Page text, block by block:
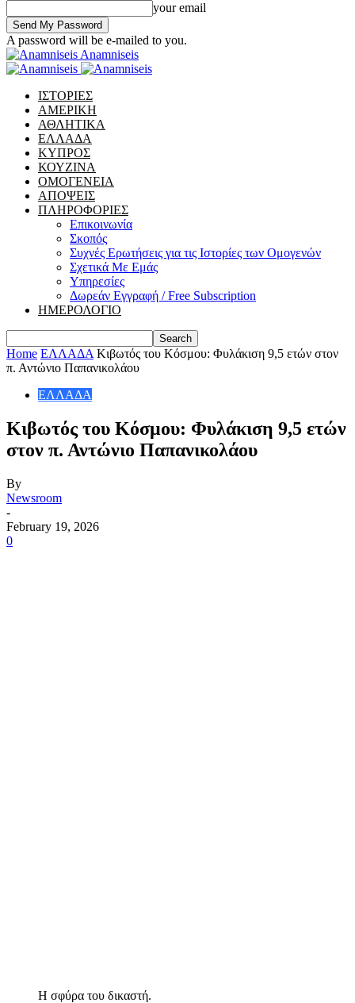
your email
A password will be e-mailed to you.
Anamniseis
ΙΣΤΟΡΙΕΣ
ΑΜΕΡΙΚΗ
ΑΘΛΗΤΙΚΑ
ΕΛΛΑΔΑ
ΚΥΠΡΟΣ
ΚΟΥΖΙΝΑ
ΟΜΟΓΕΝΕΙΑ
ΑΠΟΨΕΙΣ
ΠΛΗΡΟΦΟΡΙΕΣ
Επικοινωνία
Σκοπός
Συχνές Ερωτήσεις για τις Ιστορίες των Ομογενών
Σχετικά Με Εμάς
Υπηρεσίες
Δωρεάν Εγγραφή / Free Subscription
ΗΜΕΡΟΛΟΓΙΟ
Home ΕΛΛΑΔΑ Κιβωτός του Κόσμου: Φυλάκιση 9,5 ετών στον
π. Αντώνιο Παπανικολάου
ΕΛΛΑΔΑ
Κιβωτός του Κόσμου: Φυλάκιση 9,5 ετών
στον π. Αντώνιο Παπανικολάου
By
Newsroom
-
February 19, 2026
0
Η σφύρα του δικαστή.